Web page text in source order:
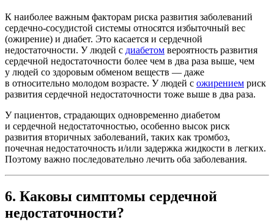
К наиболее важным факторам риска развития заболеваний
сердечно-сосудистой системы относятся избыточный вес
(ожирение) и диабет. Это касается и сердечной
недостаточности. У людей с диабетом вероятность развития
сердечной недостаточности более чем в два раза выше, чем
у людей со здоровым обменом веществ — даже
в относительно молодом возрасте. У людей с ожирением риск
развития сердечной недостаточности тоже выше в два раза.
У пациентов, страдающих одновременно диабетом
и сердечной недостаточностью, особенно высок риск
развития вторичных заболеваний, таких как тромбоз,
почечная недостаточность и/или задержка жидкости в легких.
Поэтому важно последовательно лечить оба заболевания.
6. Каковы симптомы сердечной
недостаточности?